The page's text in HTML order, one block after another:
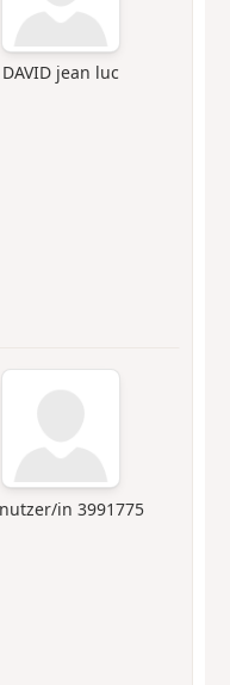
DAVID jean luc
in 3991775